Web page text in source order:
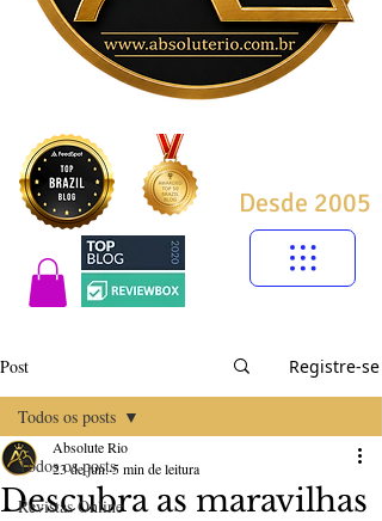
Desde 2005
Post Registre-se
Todos os posts
Revistas Online
Todos os posts
Descubra as maravilhas
Absolute Rio
23 de jun.5 min de leitura